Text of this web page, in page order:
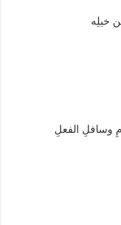
خيلِه
وسافلِ الفعلِ